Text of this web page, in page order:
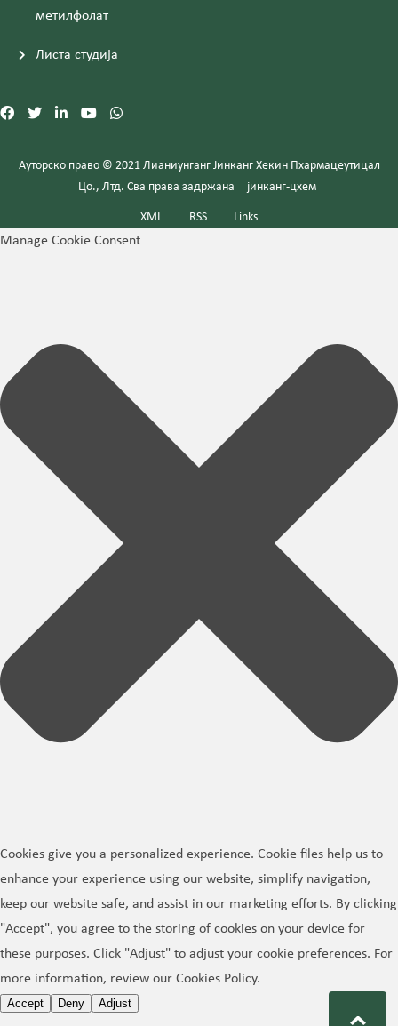
метилфолат
Листа студија
Ауторско право © 2021 Лианиунганг Јинканг Хекин Пхармацеутицал
Цо., Лтд. Сва права задржана
јинканг-цхем
XML RSS Links
Manage Cookie Consent
Cookies give you a personalized experience. Cookie files help us to
enhance your experience using our website, simplify navigation,
keep our website safe, and assist in our marketing efforts. By clicking
"Accept", you agree to the storing of cookies on your device for
these purposes. Click "Adjust" to adjust your cookie preferences. For
more information, review our Cookies Policy.
Accept Deny Adjust